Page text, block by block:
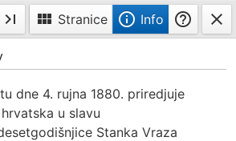
last_page
Posljednja
view_module Stranice info_outline Info help_outline close
dne 4. rujna 1880. priredjuje
u slavu
Stanka Vraza